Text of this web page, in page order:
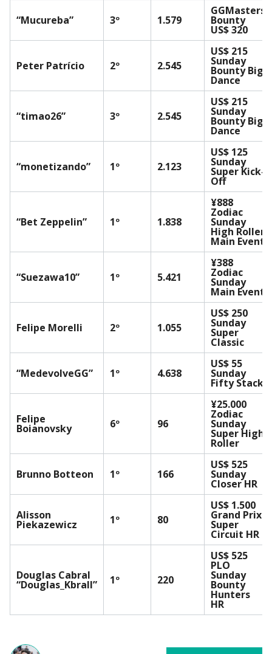
“Mucureba” 3º 1.579
GGMasters
Bounty
US$ 320
Peter Patrício 2º 2.545
US$ 215
Sunday
Bounty Big
Dance
“timao26” 3º 2.545
US$ 215
Sunday
Bounty Big
Dance
“monetizando” 1º 2.123
US$ 125
Sunday
Super Kick-
Off
“Bet Zeppelin” 1º 1.838
¥888
Zodiac
Sunday
High Roller
Main Event
“Suezawa10” 1º 5.421
¥388
Zodiac
Sunday
Main Event
Felipe Morelli 2º 1.055
US$ 250
Sunday
Super
Classic
“MedevolveGG” 1º 4.638
US$ 55
Sunday
Fifty Stack
Felipe
Boianovsky 6º 96
¥25.000
Zodiac
Sunday
Super High
Roller
Brunno Botteon 1º 166
US$ 525
Sunday
Closer HR
Alisson
Piekazewicz 1º 80
US$ 1.500
Grand Prix
Super
Circuit HR
Douglas Cabral
“Douglas_Kbrall” 1º 220
US$ 525
PLO
Sunday
Bounty
Hunters
HR